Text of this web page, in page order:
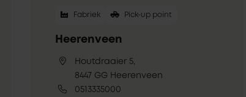
Fabriek Pick-up point
Heerenveen
Houtdraaier 5,
8447 GG Heerenveen
0513335000